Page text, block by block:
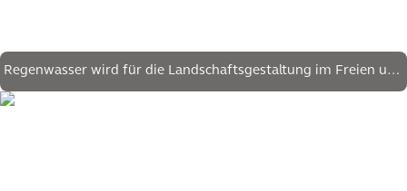
Regenwasser wird für die Landschaftsgestaltung im Freien und
in Innenräumen wiederverwendet